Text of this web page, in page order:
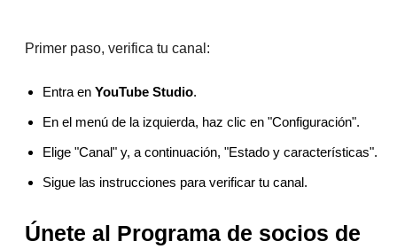
Primer paso, verifica tu canal:
Entra en YouTube Studio.
En el menú de la izquierda, haz clic en "Configuración".
Elige "Canal" y, a continuación, "Estado y características".
Sigue las instrucciones para verificar tu canal.
Únete al Programa de socios de